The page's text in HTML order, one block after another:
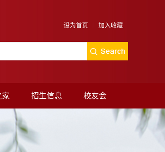
设为首页 加入收藏
家 招生信息 校友会